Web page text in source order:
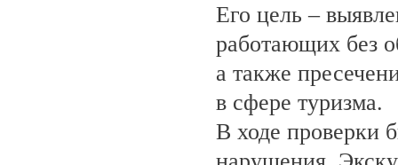
Его цель –
работающих без
а также
в сфере туризма.
В ходе проверки